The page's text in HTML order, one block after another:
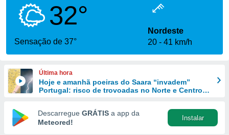
fornecidas
a este
das
e
forma
digital
32°
Sensação de 37°
Nordeste
20
41 km/h
Última hora
Hoje e amanhã poeiras do Saara “invadem”
Portugal: risco de trovoadas no Norte e Centro
Descarregue GRÁTIS a app da
Meteored!
Instalar